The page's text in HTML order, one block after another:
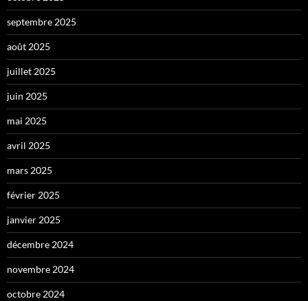
septembre 2025
août 2025
juillet 2025
juin 2025
mai 2025
avril 2025
mars 2025
février 2025
janvier 2025
décembre 2024
novembre 2024
octobre 2024